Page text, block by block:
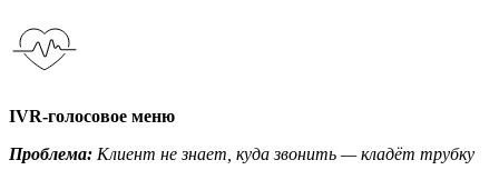
IVR-голосовое меню
Проблема: Клиент не знает, куда звонить — кладёт трубку